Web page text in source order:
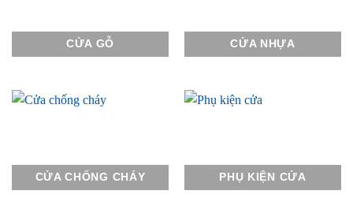
CỬA GỖ CỬA NHỰA
CỬA CHỐNG CHÁY PHỤ KIỆN CỬA